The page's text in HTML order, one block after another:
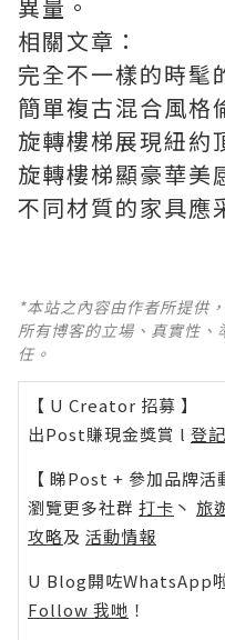
異量。
相關文章：
完全不一樣的時髦
簡單複古混合風格
旋轉樓梯展現紐約
旋轉樓梯顯豪華美
不同材質的家具應
*本站之內容由作者所提供
所有博客的立場、真實性
任。
【 U Creator 招募 】
出Post賺現金獎賞 l 登
【 睇Post + 參加品牌活
瀏覽更多社群 打卡 丶 旅
攻略及 活動情報
U Blog開咗WhatsApp
Follow 我哋 ！